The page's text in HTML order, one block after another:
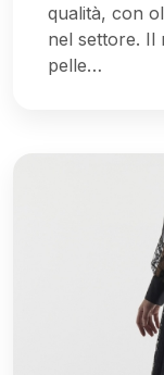
qualità, con
nel settore. Il
pelle…